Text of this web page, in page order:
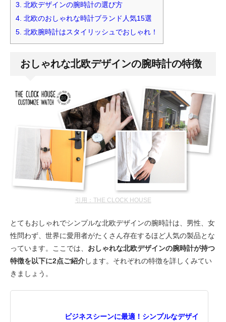
3. 北欧デザインの腕時計の選び方
4. 北欧のおしゃれな時計ブランド人気15選
5. 北欧腕時計はスタイリッシュでおしゃれ！
おしゃれな北欧デザインの腕時計の特徴
引用：THE CLOCK HOUSE
とてもおしゃれでシンプルな北欧デザインの腕時計は、男性、女
性問わず、世界に愛用者がたくさん存在するほど人気の製品とな
っています。ここでは、 おしゃれな北欧デザインの腕時計が持つ
特徴を以下に2点ご紹介します。それぞれの特徴を詳しくみてい
きましょう。
ビジネスシーンに最適！シンプルなデザイ